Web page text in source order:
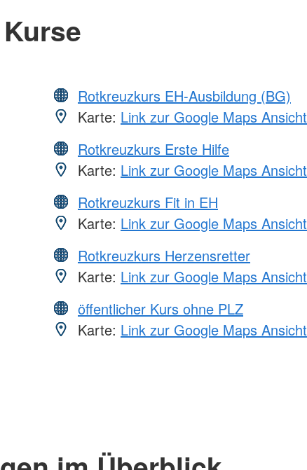
Kurse
Rotkreuzkurs EH-Ausbildung (BG)
Karte: Link zur Google Maps Ansicht
Rotkreuzkurs Erste Hilfe
Karte: Link zur Google Maps Ansicht
Rotkreuzkurs Fit in EH
Karte: Link zur Google Maps Ansicht
Rotkreuzkurs Herzensretter
Karte: Link zur Google Maps Ansicht
öffentlicher Kurs ohne PLZ
Karte: Link zur Google Maps Ansicht